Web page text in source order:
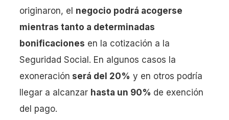
originaron, el negocio podrá acogerse
mientras tanto a determinadas
bonificaciones en la cotización a la
Seguridad Social. En algunos casos la
exoneración será del 20% y en otros podría
llegar a alcanzar hasta un 90% de exención
del pago.